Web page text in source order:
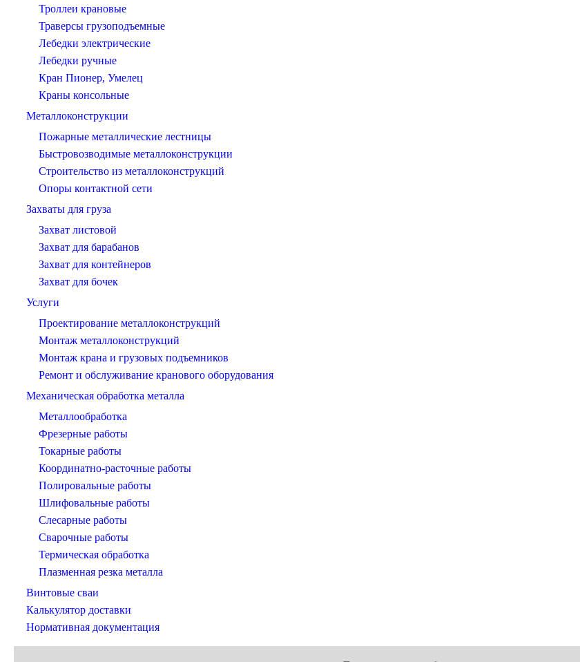
Троллеи крановые
Траверсы грузоподъемные
Лебедки электрические
Лебедки ручные
Кран Пионер, Умелец
Краны консольные
Металлоконструкции
Пожарные металлические лестницы
Быстровозводимые металлоконструкции
Строительство из металлоконструкций
Опоры контактной сети
Захваты для груза
Захват листовой
Захват для барабанов
Захват для контейнеров
Захват для бочек
Услуги
Проектирование металлоконструкций
Монтаж металлоконструкций
Монтаж крана и грузовых подъемников
Ремонт и обслуживание кранового оборудования
Механическая обработка металла
Металлообработка
Фрезерные работы
Токарные работы
Координатно-расточные работы
Полировальные работы
Шлифовальные работы
Слесарные работы
Сварочные работы
Термическая обработка
Плазменная резка металла
Винтовые сваи
Калькулятор доставки
Нормативная документация